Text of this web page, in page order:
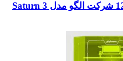
پرینتر سه بعدی رزینی 12k شرکت الگو مدل Saturn 3